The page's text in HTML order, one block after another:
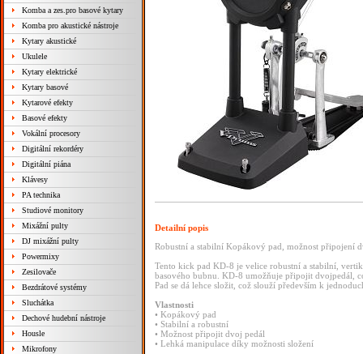
Komba a zes.pro basové kytary
Komba pro akustické nástroje
Kytary akustické
Ukulele
Kytary elektrické
Kytary basové
Kytarové efekty
Basové efekty
Vokální procesory
Digitální rekordéry
Digitální piána
Klávesy
PA technika
Studiové monitory
Mixážní pulty
DJ mixážní pulty
Powermixy
Zesilovače
Bezdrátové systémy
Sluchátka
Dechové hudební nástroje
Housle
Mikrofony
Detailní popis
Robustní a stabilní Kopákový pad, možnost připojení
Tento kick pad KD-8 je velice robustní a stabilní,
basového bubnu. KD-8 umožňuje připojit dvojpedál,
Pad se dá lehce složit, což slouží především k
Vlastnosti
• Kopákový pad
• Stabilní a robustní
• Možnost připojit dvoj pedál
• Lehká manipulace díky možnosti složení